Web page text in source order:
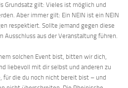
Grundsatz gilt: Vieles ist möglich und
Aber immer gilt: Ein NEIN ist ein NEIN
respektiert. Sollte jemand gegen diese
Ausschluss aus der Veranstaltung führen.
solchen Event bist, bitten wir dich,
liebevoll mit dir selbst und anderen zu
für die du noch nicht bereit bist – und